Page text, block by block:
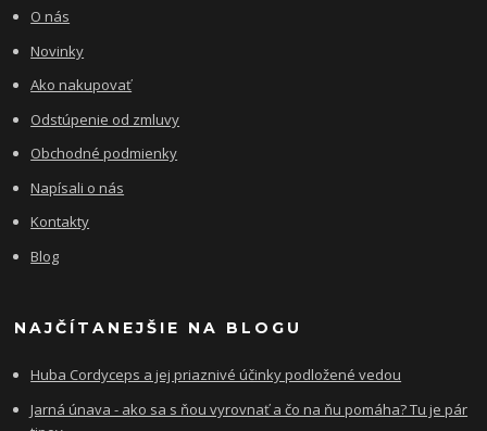
O nás
Novinky
Ako nakupovať
Odstúpenie od zmluvy
Obchodné podmienky
Napísali o nás
Kontakty
Blog
NAJČÍTANEJŠIE NA BLOGU
Huba Cordyceps a jej priaznivé účinky podložené vedou
Jarná únava - ako sa s ňou vyrovnať a čo na ňu pomáha? Tu je pár